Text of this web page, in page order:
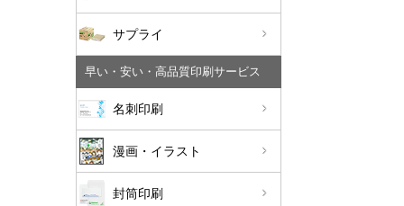
サプライ
早い・安い・高品質印刷サービス
名刺印刷
漫画・イラスト
封筒印刷